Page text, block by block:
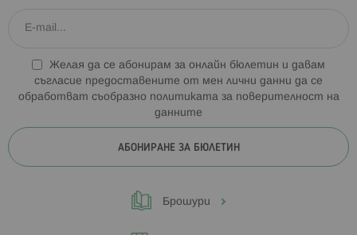
Желая да се абонирам за онлайн бюлетин и давам
съгласие предоставените от мен лични данни да се
обработват съобразно политиката за поверителност на
данните
АБОНИРАНЕ ЗА БЮЛЕТИН
Брошури